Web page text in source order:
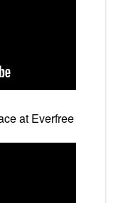
at Everfree